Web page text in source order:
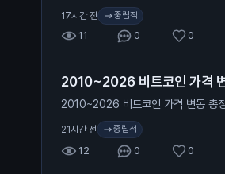
움직임을 프라이싱 중. 여기서 실현
17시간 전 중립적
11 0 0
2010~2026 비트코인 가격
2010~2026 비트코인 가격 변동 총
21시간 전 중립적
12 0 0